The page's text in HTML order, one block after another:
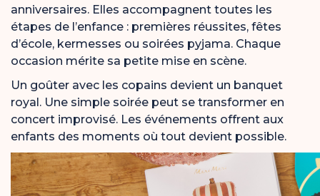
anniversaires. Elles accompagnent toutes les
étapes de l’enfance : premières réussites, fêtes
d’école, kermesses ou soirées pyjama. Chaque
occasion mérite sa petite mise en scène.
Un goûter avec les copains devient un banquet
royal. Une simple soirée peut se transformer en
concert improvisé. Les événements offrent aux
enfants des moments où tout devient possible.